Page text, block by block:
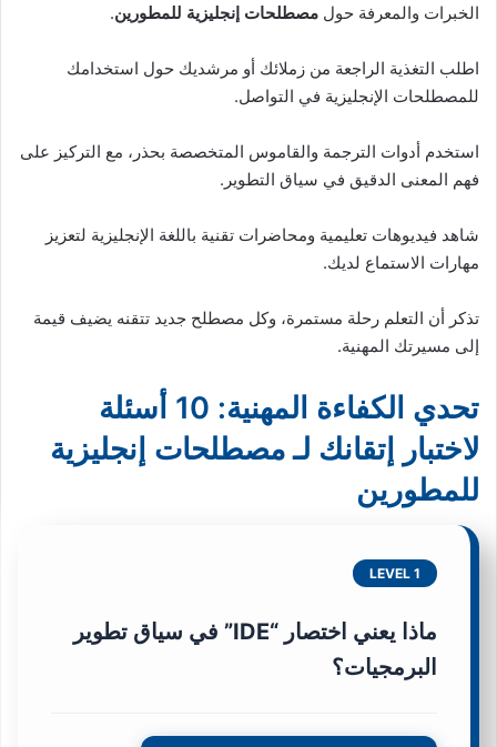
الخبرات والمعرفة حول مصطلحات إنجليزية للمطورين.
اطلب التغذية الراجعة من زملائك أو مرشديك حول استخدامك
للمصطلحات الإنجليزية في التواصل.
استخدم أدوات الترجمة والقاموس المتخصصة بحذر، مع التركيز على
فهم المعنى الدقيق في سياق التطوير.
شاهد فيديوهات تعليمية ومحاضرات تقنية باللغة الإنجليزية لتعزيز
مهارات الاستماع لديك.
تذكر أن التعلم رحلة مستمرة، وكل مصطلح جديد تتقنه يضيف قيمة
إلى مسيرتك المهنية.
تحدي الكفاءة المهنية: 10 أسئلة
لاختبار إتقانك لـ مصطلحات إنجليزية
للمطورين
LEVEL 1
ماذا يعني اختصار “IDE” في سياق تطوير
البرمجيات؟